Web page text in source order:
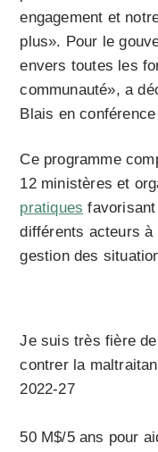
engagement et
plus». Pour le
envers toutes les
communauté», a
Blais en
Ce programme
12 ministères et
pratiques
différents acteurs à
gestion des
Je suis très fière
contrer la
2022-27
50 M$/5 ans pour